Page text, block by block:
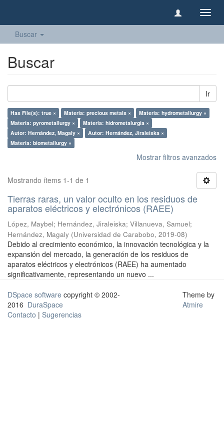
Buscar
Buscar
Ir
Has File(s): true × Materia: precious metals ×
Materia: hydrometallurgy ×
Materia: pyrometallurgy ×
Materia: hidrometalurgia ×
Autor: Hernández, Magaly ×
Autor: Hernández, Jiraleiska ×
Materia: biometallurgy ×
Mostrar filtros avanzados
Mostrando ítems 1-1 de 1
Tierras raras, un valor oculto en los residuos de
aparatos eléctricos y electrónicos (RAEE)
López, Maybel; Hernández, Jiraleiska; Villanueva, Samuel;
Hernández, Magaly (Universidad de Carabobo, 2019-08)
Debido al crecimiento económico, la innovación tecnológica y la
expansión del mercado, la generación de los residuos de
aparatos eléctricos y electrónicos (RAEE) ha aumentado
significativamente, representando un nuevo ...
DSpace software copyright © 2002-
2016 DuraSpace
Contacto | Sugerencias
Theme by
Atmire